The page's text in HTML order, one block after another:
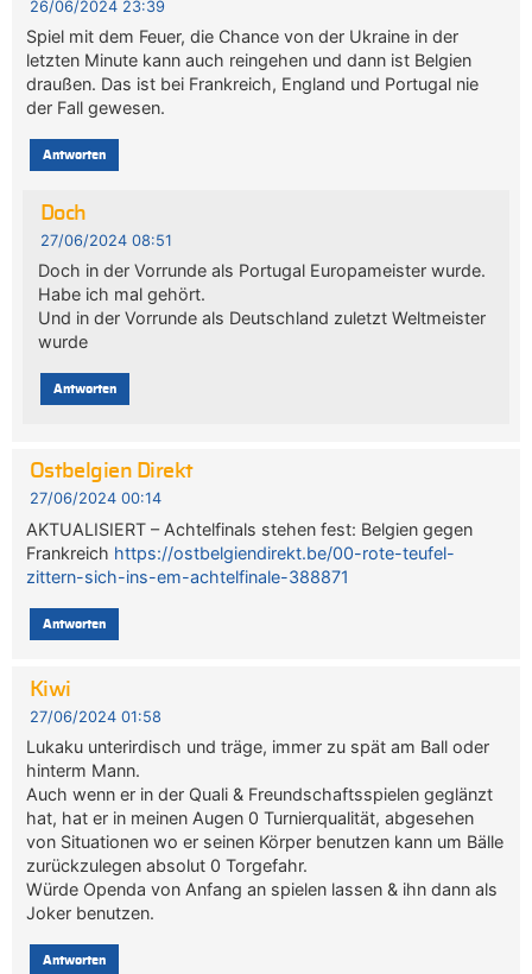
26/06/2024 23:39
Spiel mit dem Feuer, die Chance von der Ukraine in der
letzten Minute kann auch reingehen und dann ist Belgien
draußen. Das ist bei Frankreich, England und Portugal nie
der Fall gewesen.
Antworten
Doch
27/06/2024 08:51
Doch in der Vorrunde als Portugal Europameister wurde.
Habe ich mal gehört.
Und in der Vorrunde als Deutschland zuletzt Weltmeister
wurde
Antworten
Ostbelgien Direkt
27/06/2024 00:14
AKTUALISIERT – Achtelfinals stehen fest: Belgien gegen
Frankreich https://ostbelgiendirekt.be/00-rote-teufel-
zittern-sich-ins-em-achtelfinale-388871
Antworten
Kiwi
27/06/2024 01:58
Lukaku unterirdisch und träge, immer zu spät am Ball oder
hinterm Mann.
Auch wenn er in der Quali & Freundschaftsspielen geglänzt
hat, hat er in meinen Augen 0 Turnierqualität, abgesehen
von Situationen wo er seinen Körper benutzen kann um Bälle
zurückzulegen absolut 0 Torgefahr.
Würde Openda von Anfang an spielen lassen & ihn dann als
Joker benutzen.
Antworten